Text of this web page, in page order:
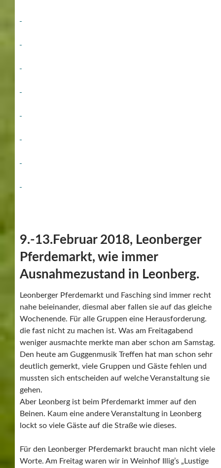
9.-13.Februar 2018, Leonberger
Pferdemarkt, wie immer
Ausnahmezustand in Leonberg.
Leonberger Pferdemarkt und Fasching sind immer recht
nahe beieinander, diesmal aber fallen sie auf das gleiche
Wochenende. Für alle Gruppen eine Herausforderung.
die fast nicht zu machen ist. Was am Freitagabend
weniger ausmachte merkte man aber schon am Samstag.
Den heute am Guggenmusik Treffen hat man schon sehr
deutlich gemerkt, viele Gruppen und Gäste fehlen und
mussten sich entscheiden auf welche Veranstaltung sie
gehen.
Aber Leonberg ist beim Pferdemarkt immer auf den
Beinen. Kaum eine andere Veranstaltung in Leonberg
lockt so viele Gäste auf die Straße wie dieses.
Für den Leonberger Pferdemarkt braucht man nicht viele
Worte. Am Freitag waren wir in Weinhof Illig’s „Lustige